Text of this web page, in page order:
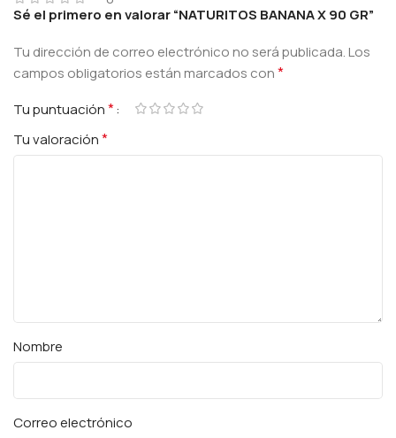
Sé el primero en valorar “NATURITOS BANANA X 90 GR”
Tu dirección de correo electrónico no será publicada.Los
campos obligatorios están marcados con*
Tu puntuación*
Tu valoración*
Nombre
Correo electrónico